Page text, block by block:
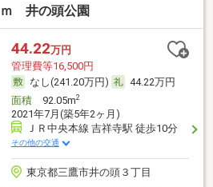
井の頭公園
44.22万円
管理費等16,500円
なし(241.20万円)
44.22万円
面積92.05m2
2021年7月(築5年2ヶ月)
ＪＲ中央本線 吉祥寺駅 徒歩10分
その他の交通
東京都三鷹市井の頭３丁目